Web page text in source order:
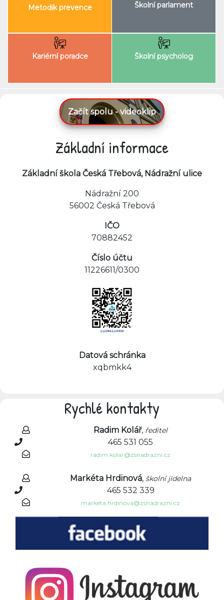
Metodik prevence Školní parlament
Kariérní poradce Školní psycholog
Začít spolu - videoklip
Základní informace
Základní škola Česká Třebová, Nádražní ulice
Nádražní 200
56002 Česká Třebová
IČO
70882452
Číslo účtu
11226611/0300
Datová schránka
xqbmkk4
Rychlé kontakty
Radim Kolář, ředitel
465 531 055
radim.kolar@zsnadrazni.cz
Markéta Hrdinová,školní jídelna
465 532 339
marketa.hrdinova@zsnadrazni.cz